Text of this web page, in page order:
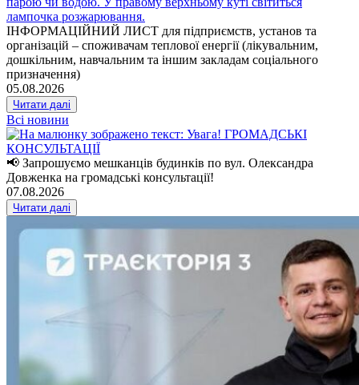
ІНФОРМАЦІЙНИЙ ЛИСТ для підприємств, установ та
організацій – споживачам теплової енергії (лікувальним,
дошкільним, навчальним та іншим закладам соціального
призначення)
05.08.2026
Читати далі
Всі новини
📢 Запрошуємо мешканців будинків по вул. Олександра
Довженка на громадські консультації!
07.08.2026
Читати далі